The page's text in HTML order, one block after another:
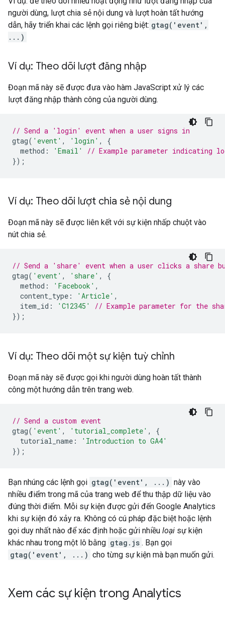
người dùng, lượt chia sẻ nội dung và lượt hoàn tất hướng
dẫn, hãy triển khai các lệnh gọi riêng biệt: gtag('event',
...)
Ví dụ: Theo dõi lượt đăng nhập
Đoạn mã này sẽ được đưa vào hàm JavaScript xử lý các
lượt đăng nhập thành công của người dùng.
// Send a 'login' event when a user signs in
gtag( 'event' , 'login' ,
{
method : 'Email'
// Example parameter indicating
});
Ví dụ: Theo dõi lượt chia sẻ nội dung
Đoạn mã này sẽ được liên kết với sự kiện nhấp chuột vào
nút chia sẻ.
// Send a 'share' event when a user clicks a share
gtag( 'event' , 'share' ,
{
method : 'Facebook' ,
content_type : 'Article' ,
item_id : 'C12345'
// Example parameter for the
});
Ví dụ: Theo dõi một sự kiện tuỳ chỉnh
Đoạn mã này sẽ được gọi khi người dùng hoàn tất thành
công một hướng dẫn trên trang web.
// Send a custom event
gtag( 'event' , 'tutorial_complete' ,
{
tutorial_name :
'Introduction to GA4'
});
Bạn nhúng các lệnh gọi gtag('event', ...) này vào
nhiều điểm trong mã của trang web để thu thập dữ liệu vào
đúng thời điểm. Mỗi sự kiện được gửi đến Google Analytics
khi sự kiện đó xảy ra. Không có cú pháp đặc biệt hoặc lệnh
gọi duy nhất nào để xác định hoặc gửi nhiều loại sự kiện
khác nhau trong một lô bằng gtag.js . Bạn gọi
gtag('event', ...) cho từng sự kiện mà bạn muốn gửi.
Xem các sự kiện trong Analytics